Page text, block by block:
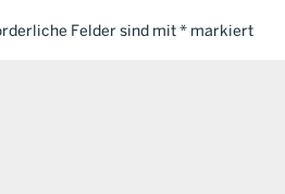
Felder sind mit* markiert